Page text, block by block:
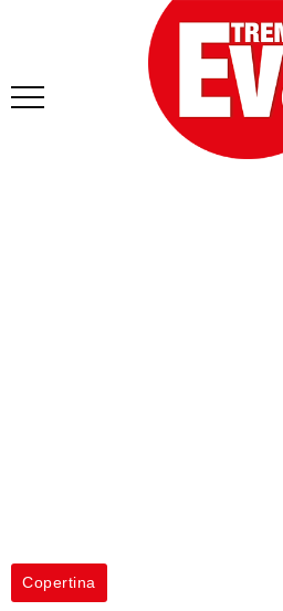
Copertina